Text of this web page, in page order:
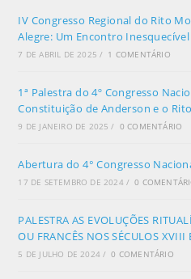
IV Congresso Regional do Rito
Alegre: Um Encontro
7 DE ABRIL DE 2025 / 1 COMENTÁRIO
1ª Palestra do 4º Congresso
Constituição de Anderson e o
9 DE JANEIRO DE 2025 / 0 COMENTÁRIO
Abertura do 4° Congresso
17 DE SETEMBRO DE 2024 / 0
PALESTRA AS EVOLUÇÕES
OU FRANCÊS NOS SÉCULOS XVIII
5 DE JULHO DE 2024 / 0 COMENTÁRIO